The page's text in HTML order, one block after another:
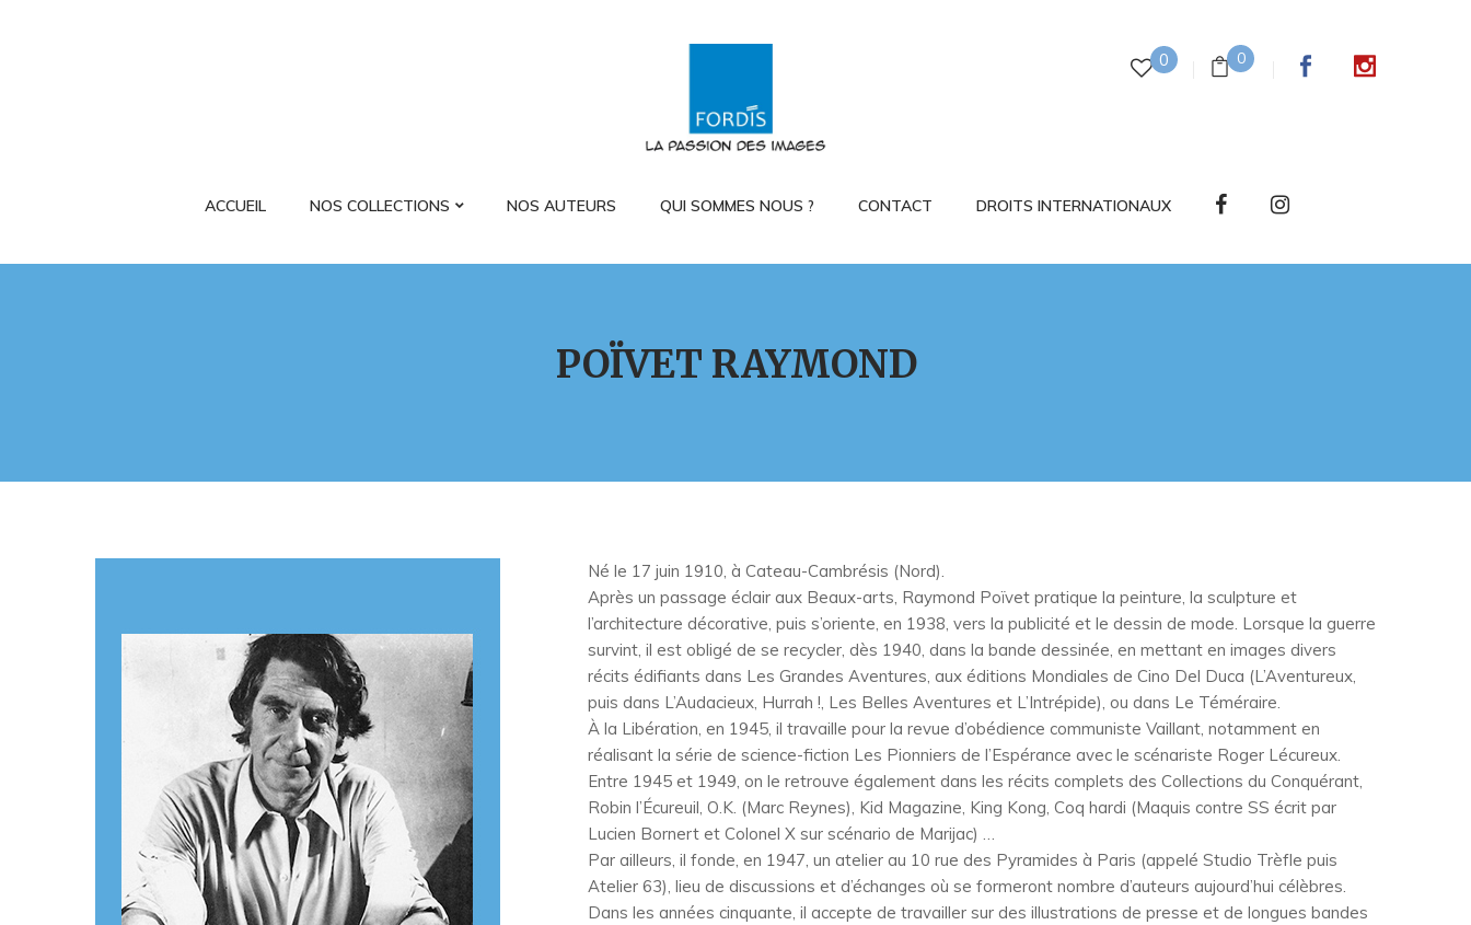
0 0
ACCUEIL NOS COLLECTIONS NOS AUTEURS QUI SOMMES NOUS ? CONTACT DROITS INTERNATIONAUX
POÏVET RAYMOND
Né le 17 juin 1910, à Cateau-Cambrésis (Nord).
Après un passage éclair aux Beaux-arts, Raymond Poïvet pratique la peinture, la sculpture et
l’architecture décorative, puis s’oriente, en 1938, vers la publicité et le dessin de mode. Lorsque la guerre
survint, il est obligé de se recycler, dès 1940, dans la bande dessinée, en mettant en images divers
récits édifiants dans Les Grandes Aventures, aux éditions Mondiales de Cino Del Duca (L’Aventureux,
puis dans L’Audacieux, Hurrah !, Les Belles Aventures et L’Intrépide), ou dans Le Téméraire.
À la Libération, en 1945, il travaille pour la revue d’obédience communiste Vaillant, notamment en
réalisant la série de science-fiction Les Pionniers de l’Espérance avec le scénariste Roger Lécureux.
Entre 1945 et 1949, on le retrouve également dans les récits complets des Collections du Conquérant,
Robin l’Écureuil, O.K. (Marc Reynes), Kid Magazine, King Kong, Coq hardi (Maquis contre SS écrit par
Lucien Bornert et Colonel X sur scénario de Marijac) …
Par ailleurs, il fonde, en 1947, un atelier au 10 rue des Pyramides à Paris (appelé Studio Trèfle puis
Atelier 63), lieu de discussions et d’échanges où se formeront nombre d’auteurs aujourd’hui célèbres.
Dans les années cinquante, il accepte de travailler sur des illustrations de presse et de longues bandes